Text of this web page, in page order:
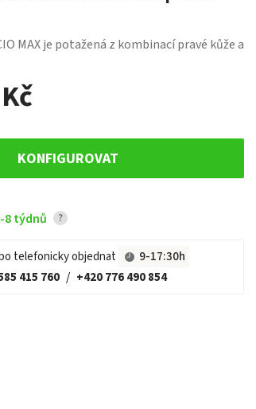
MAX je potažená z kombinací pravé kůže a
KONFIGUROVAT
8 týdnů ?
telefonicky objednat
9-17:30h
415 760 / +420 776 490 854